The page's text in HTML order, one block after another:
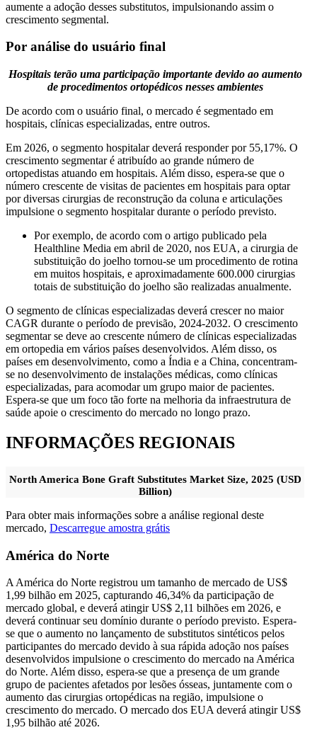
aumente a adoção desses substitutos, impulsionando assim o
crescimento segmental.
Por análise do usuário final
Hospitais terão uma participação importante devido ao aumento
de procedimentos ortopédicos nesses ambientes
De acordo com o usuário final, o mercado é segmentado em
hospitais, clínicas especializadas, entre outros.
Em 2026, o segmento hospitalar deverá responder por 55,17%. O
crescimento segmentar é atribuído ao grande número de
ortopedistas atuando em hospitais. Além disso, espera-se que o
número crescente de visitas de pacientes em hospitais para optar
por diversas cirurgias de reconstrução da coluna e articulações
impulsione o segmento hospitalar durante o período previsto.
Por exemplo, de acordo com o artigo publicado pela
Healthline Media em abril de 2020, nos EUA, a cirurgia de
substituição do joelho tornou-se um procedimento de rotina
em muitos hospitais, e aproximadamente 600.000 cirurgias
totais de substituição do joelho são realizadas anualmente.
O segmento de clínicas especializadas deverá crescer no maior
CAGR durante o período de previsão, 2024-2032. O crescimento
segmentar se deve ao crescente número de clínicas especializadas
em ortopedia em vários países desenvolvidos. Além disso, os
países em desenvolvimento, como a Índia e a China, concentram-
se no desenvolvimento de instalações médicas, como clínicas
especializadas, para acomodar um grupo maior de pacientes.
Espera-se que um foco tão forte na melhoria da infraestrutura de
saúde apoie o crescimento do mercado no longo prazo.
INFORMAÇÕES REGIONAIS
North America Bone Graft Substitutes Market Size, 2025 (USD
Billion)
Para obter mais informações sobre a análise regional deste
mercado, Descarregue amostra grátis
América do Norte
A América do Norte registrou um tamanho de mercado de US$
1,99 bilhão em 2025, capturando 46,34% da participação de
mercado global, e deverá atingir US$ 2,11 bilhões em 2026, e
deverá continuar seu domínio durante o período previsto. Espera-
se que o aumento no lançamento de substitutos sintéticos pelos
participantes do mercado devido à sua rápida adoção nos países
desenvolvidos impulsione o crescimento do mercado na América
do Norte. Além disso, espera-se que a presença de um grande
grupo de pacientes afetados por lesões ósseas, juntamente com o
aumento das cirurgias ortopédicas na região, impulsione o
crescimento do mercado. O mercado dos EUA deverá atingir US$
1,95 bilhão até 2026.